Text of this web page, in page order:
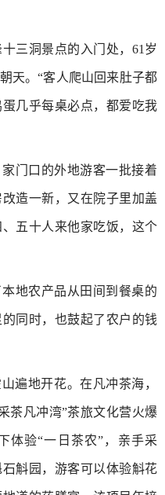
三洞景点的入门处，61岁
天。“客人爬山回来肚子都
几乎每桌必点，都爱吃我
门口的外地游客一批接着
造一新，又在院子里加盖
五十人来他家吃饭，这个
地农产品从田间到餐桌的
同时，也鼓起了农户的钱
遍地开花。在凡冲茶海，
茶凡冲湾”茶旅文化营火爆
体验“一日茶农”，亲手采
斛园，游客可以体验斛花